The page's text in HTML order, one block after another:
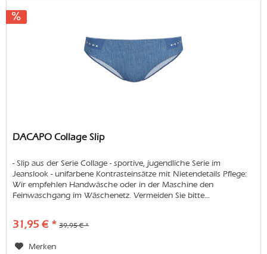
DACAPO Collage Slip
- Slip aus der Serie Collage - sportive, jugendliche Serie im
Jeanslook - unifarbene Kontrasteinsätze mit Nietendetails Pflege:
Wir empfehlen Handwäsche oder in der Maschine den
Feinwaschgang im Wäschenetz. Vermeiden Sie bitte...
31,95 € * 39,95 € *
Merken